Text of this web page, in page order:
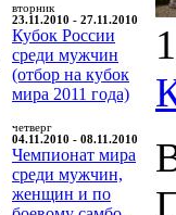
вторник
23.11.2010 - 27.11.2010
Кубок России
среди мужчин
(отбор на кубок
мира 2011 года)
четверг
04.11.2010 - 08.11.2010
Чемпионат мира
среди мужчин,
женщин и по